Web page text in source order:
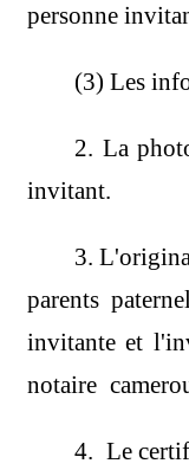
personne
(3) Les
2. La
invitant.
3.
parents
invitante et
notaire
4. Le